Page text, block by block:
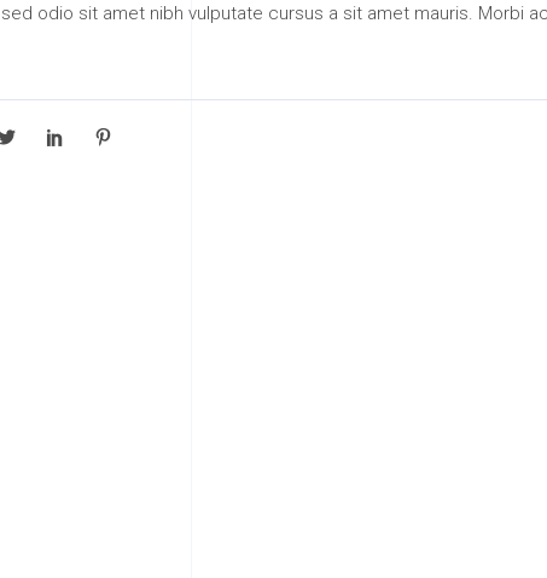
odio sit amet nibh vulputate cursus a sit amet mauris. Morbi